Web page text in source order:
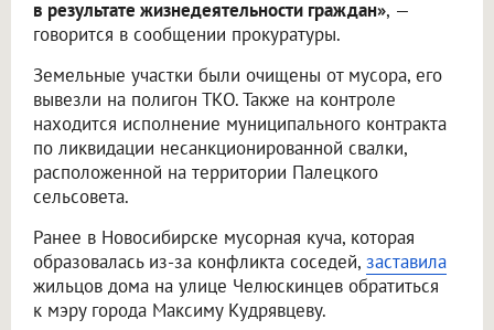
в результате жизнедеятельности граждан», —
говорится в сообщении прокуратуры.
Земельные участки были очищены от мусора, его
вывезли на полигон ТКО. Также на контроле
находится исполнение муниципального контракта
по ликвидации несанкционированной свалки,
расположенной на территории Палецкого
сельсовета.
Ранее в Новосибирске мусорная куча, которая
образовалась из-за конфликта соседей, заставила
жильцов дома на улице Челюскинцев обратиться
к мэру города Максиму Кудрявцеву.